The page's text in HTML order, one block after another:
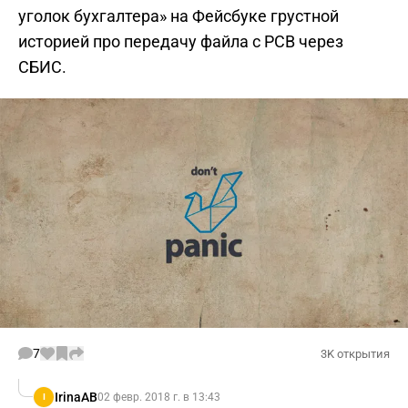
уголок бухгалтера» на Фейсбуке грустной
историей про передачу файла с РСВ через
СБИС.
7 3K открытия
IrinaAB02 февр. 2018 г. в 13:43